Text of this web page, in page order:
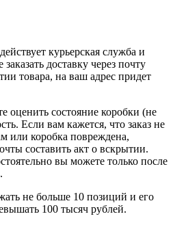
курьерская служба и
доставку через почту
товара, на ваш адрес придет
оценить состояние коробки (не
Если вам кажется, что заказ не
или коробка повреждена,
составить акт о вскрытии.
вы можете только после
не больше 10 позиций и его
100 тысяч рублей.